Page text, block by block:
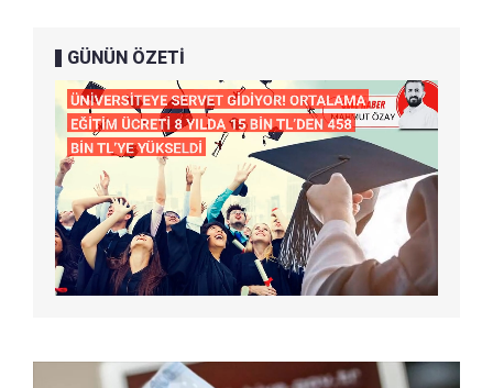
GÜNÜN ÖZETİ